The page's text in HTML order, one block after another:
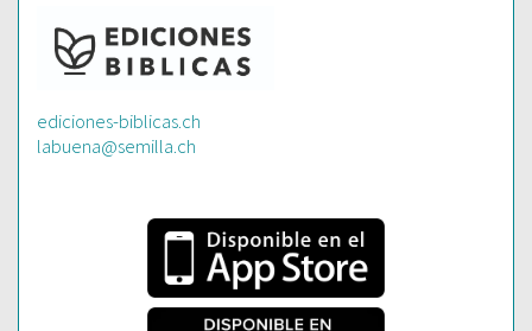
ediciones-biblicas.ch
labuena@semilla.ch